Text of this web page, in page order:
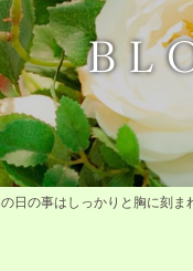
日の事はしっかりと胸に刻ま